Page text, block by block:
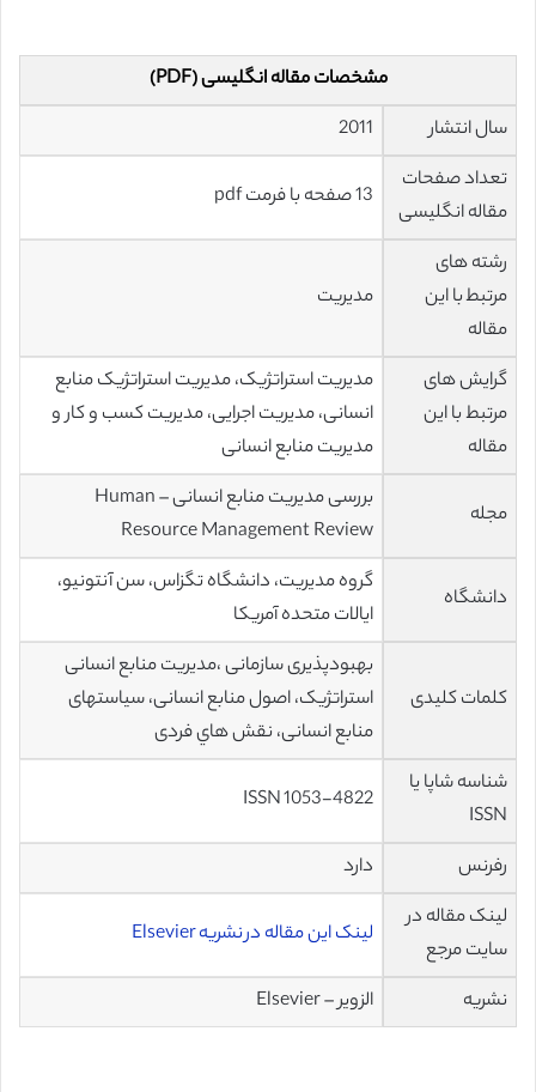
مشخصات مقاله انگلیسی (PDF)
سال انتشار
2011
تعداد صفحات
مقاله انگلیسی
13 صفحه با فرمت pdf
رشته های
مرتبط با این
مقاله
مدیریت
گرایش های
مرتبط با این
مقاله
مدیریت استراتژیک، مدیریت استراتژیک منابع
انسانی، مدیریت اجرایی، مدیریت کسب و کار و
مدیریت منابع انسانی
مجله
بررسی مدیریت منابع انسانی – Human
Resource Management Review
دانشگاه
گروه مدیریت، دانشگاه تگزاس، سن آنتونیو،
ایالات متحده آمریکا
کلمات کلیدی
بهبودپذیری سازمانی ،مدیریت منابع انسانی
استراتژیک، اصول منابع انسانی، سیاستهای
منابع انسانی، نقش هاي فردی
شناسه شاپا یا
ISSN
ISSN 1053-4822
رفرنس
دارد
لینک مقاله در
سایت مرجع
لینک این مقاله در نشریه Elsevier
نشریه الزویر – Elsevier